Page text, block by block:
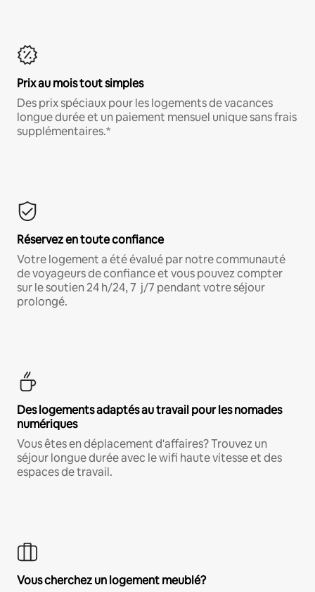
Prix au mois tout simples
Des prix spéciaux pour les logements de vacances
longue durée et un paiement mensuel unique sans frais
supplémentaires.*
Réservez en toute confiance
Votre logement a été évalué par notre communauté
de voyageurs de confiance et vous pouvez compter
sur le soutien 24 h/24, 7 j/7 pendant votre séjour
prolongé.
Des logements adaptés au travail pour les nomades
numériques
Vous êtes en déplacement d'affaires? Trouvez un
séjour longue durée avec le wifi haute vitesse et des
espaces de travail.
Vous cherchez un logement meublé?